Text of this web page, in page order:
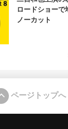
ロードショー
ノーカット
ページトップへ